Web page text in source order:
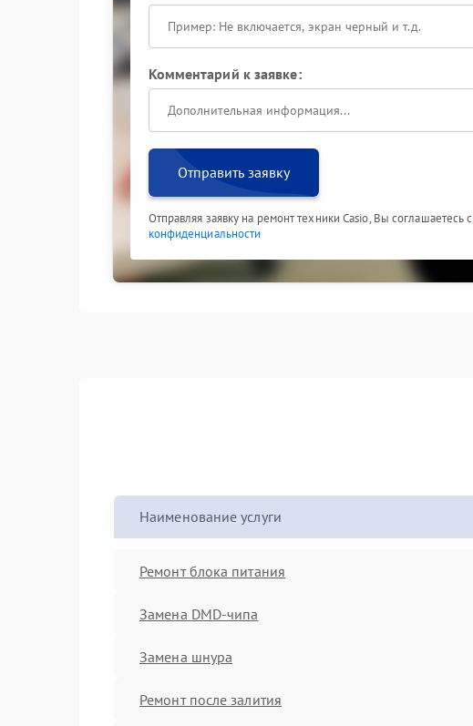
Комментарий к заявке:
Отправить заявку
Отправляя заявку на ремонт техники Casio, Вы соглашаетесь с
конфиденциальности
Наименование услуги
Ремонт блока питания
Замена DMD-чипа
Замена шнура
Ремонт после залития